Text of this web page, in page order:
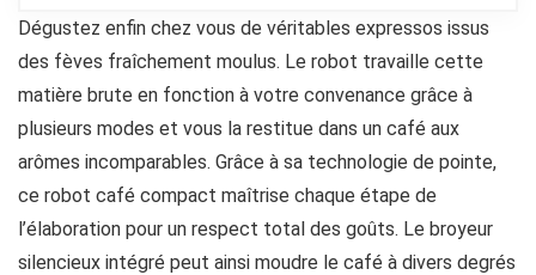
Dégustez enfin chez vous de véritables expressos issus
des fèves fraîchement moulus. Le robot travaille cette
matière brute en fonction à votre convenance grâce à
plusieurs modes et vous la restitue dans un café aux
arômes incomparables. Grâce à sa technologie de pointe,
ce robot café compact maîtrise chaque étape de
l’élaboration pour un respect total des goûts. Le broyeur
silencieux intégré peut ainsi moudre le café à divers degrés